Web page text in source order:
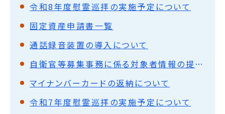
令和8年度慰霊巡拝の実施予定について
固定資産申請書一覧
通話録⾳装置の導⼊について
自衛官等募集事務に係る対象者情報の提供について
マイナンバーカードの返納について
令和7年度慰霊巡拝の実施予定について